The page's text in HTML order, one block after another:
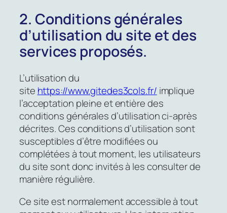
2. Conditions générales
d’utilisation du site et des
services proposés.
L’utilisation du
site https://www.gitedes3cols.fr/ implique
l’acceptation pleine et entière des
conditions générales d’utilisation ci-après
décrites. Ces conditions d’utilisation sont
susceptibles d’être modifiées ou
complétées à tout moment, les utilisateurs
du site sont donc invités à les consulter de
manière régulière.
Ce site est normalement accessible à tout